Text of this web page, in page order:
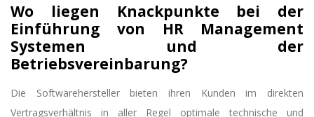
Wo liegen Knackpunkte bei der
Einführung von HR Management
Systemen und der
Betriebsvereinbarung?
Die Softwarehersteller bieten ihren Kunden im direkten
Vertragsverhältnis in aller Regel optimale technische und